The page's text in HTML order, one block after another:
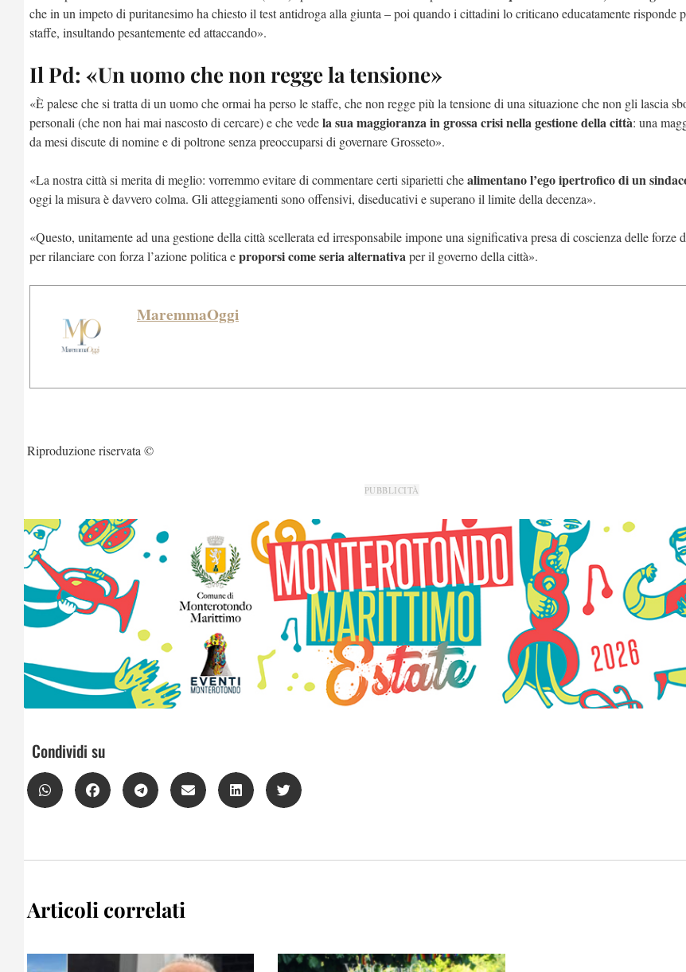
che in un impeto di puritanesimo ha chiesto il test antidroga alla giunta – poi quando i cittadini lo criticano educatamente risponde
staffe, insultando pesantemente ed attaccando».
Il Pd: «Un uomo che non regge la tensione»
«È palese che si tratta di un uomo che ormai ha perso le staffe, che non regge più la tensione di una situazione che non gli lascia
personali (che non hai mai nascosto di cercare) e che vedela sua maggioranza in grossa crisi nella gestione della città: una
da mesi discute di nomine e di poltrone senza preoccuparsi di governare Grosseto».
«La nostra città si merita di meglio: vorremmo evitare di commentare certi siparietti chealimentano l’ego ipertrofico di un
oggi la misura è davvero colma. Gli atteggiamenti sono offensivi, diseducativi e superano il limite della decenza».
«Questo, unitamente ad una gestione della città scellerata ed irresponsabile impone una significativa presa di coscienza delle forze
per rilanciare con forza l’azione politica eproporsi come seria alternativaper il governo della città».
MaremmaOggi
Riproduzione riservata ©
PUBBLICITÀ
Condividi su
Articoli correlati